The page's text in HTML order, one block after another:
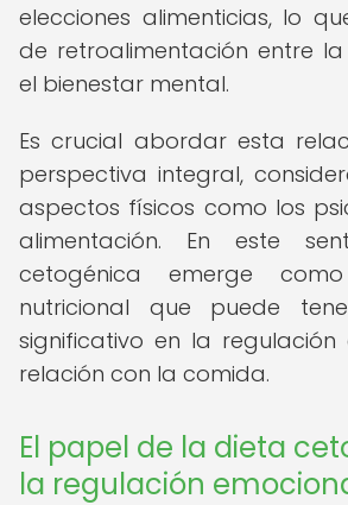
elecciones alimenticias, lo
de retroalimentación entre
el bienestar mental.
Es crucial abordar esta
perspectiva integral,
aspectos físicos como los
alimentación. En este
cetogénica emerge
nutricional que puede
significativo en la
relación con la comida.
El papel de la dieta
la regulación